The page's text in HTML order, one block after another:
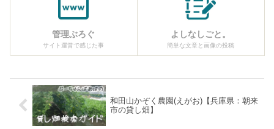
管理ぶろぐ
サイト運営で感じた事
よしなしごと。
簡単な文章と画像の投稿
和田山かぞく農園(えがお)【兵庫県：朝来
市の貸し畑】